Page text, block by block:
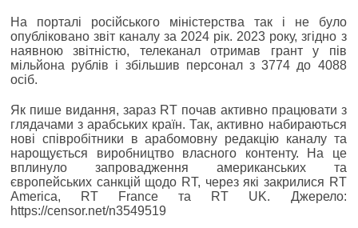
На порталі російського міністерства так і не було
опубліковано звіт каналу за 2024 рік. 2023 року, згідно з
наявною звітністю, телеканал отримав грант у пів
мільйона рублів і збільшив персонал з 3774 до 4088
осіб.
Як пише видання, зараз RT почав активно працювати з
глядачами з арабських країн. Так, активно набираються
нові співробітники в арабомовну редакцію каналу та
нарощується виробництво власного контенту. На це
вплинуло запровадження американських та
європейських санкцій щодо RT, через які закрилися RT
America, RT France та RT UK. Джерело:
https://censor.net/n3549519